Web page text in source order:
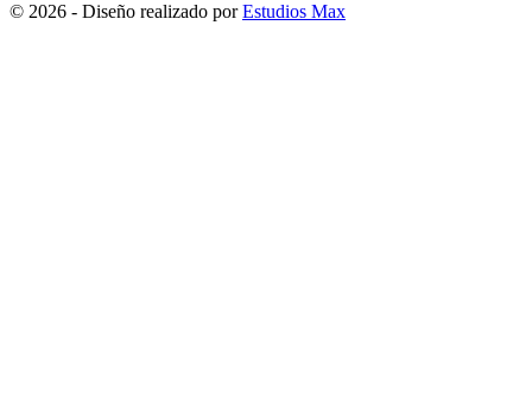
© 2026 - Diseño realizado porEstudios Max